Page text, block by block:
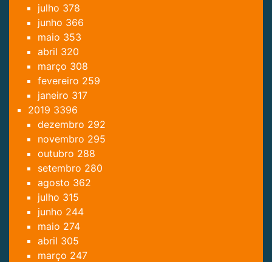
julho 378
junho 366
maio 353
abril 320
março 308
fevereiro 259
janeiro 317
2019 3396
dezembro 292
novembro 295
outubro 288
setembro 280
agosto 362
julho 315
junho 244
maio 274
abril 305
março 247